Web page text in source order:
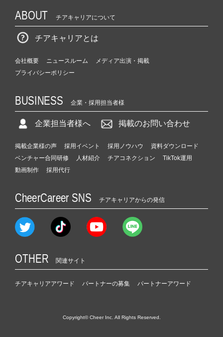
ABOUT チアキャリアについて
チアキャリアとは
会社概要 ニュースルーム
メディア出演・掲載
プライバシーポリシー
BUSINESS 企業・採用担当者様
企業担当者様へ 掲載のお問い合わせ
掲載企業様の声 採用イベント 採用ノウハウ
資料ダウンロード
ベンチャー合同研修
人材紹介 チアコネクション
TikTok運用
動画制作
採用代行
CheerCareer SNS チアキャリアからの発信
OTHER 関連サイト
チアキャリアアワード パートナーの募集 パートナーアワード
Copyright© Cheer Inc. All Rights Reserved.